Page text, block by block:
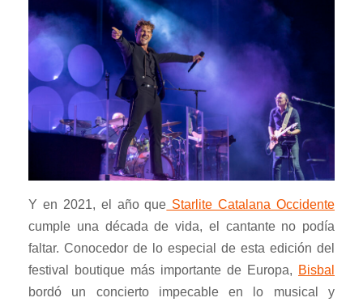
Y en 2021, el año que Starlite Catalana Occidente
cumple una década de vida, el cantante no podía
faltar. Conocedor de lo especial de esta edición del
festival boutique más importante de Europa, Bisbal
bordó un concierto impecable en lo musical y